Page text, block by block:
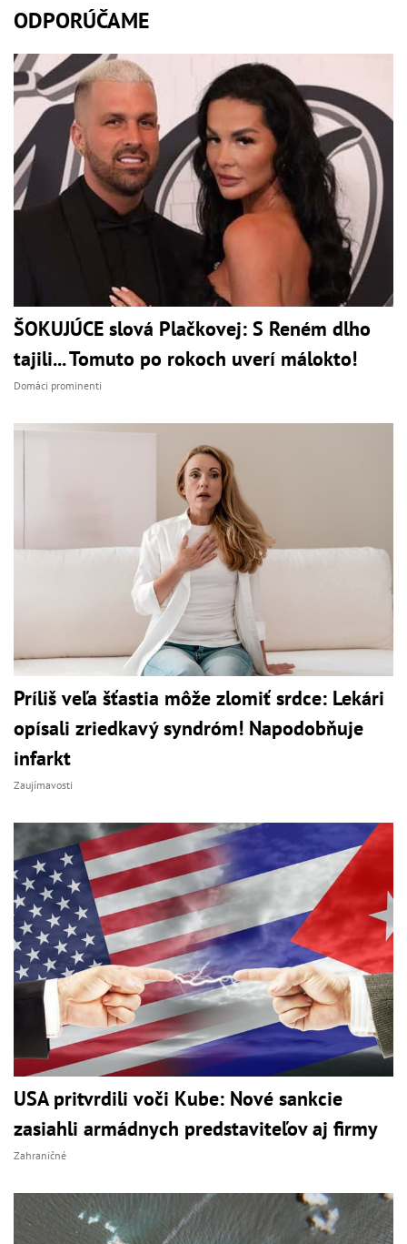
ODPORÚČAME
ŠOKUJÚCE slová Plačkovej: S Reném dlho
tajili... Tomuto po rokoch uverí málokto!
Domáci prominenti
Príliš veľa šťastia môže zlomiť srdce: Lekári
opísali zriedkavý syndróm! Napodobňuje
infarkt
Zaujímavosti
USA pritvrdili voči Kube: Nové sankcie
zasiahli armádnych predstaviteľov aj firmy
Zahraničné